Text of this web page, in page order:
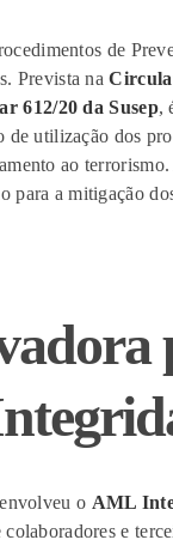
de
Prevista na
612/20 da Susep,
utilização dos
ao
para a mitigação
o AML
e